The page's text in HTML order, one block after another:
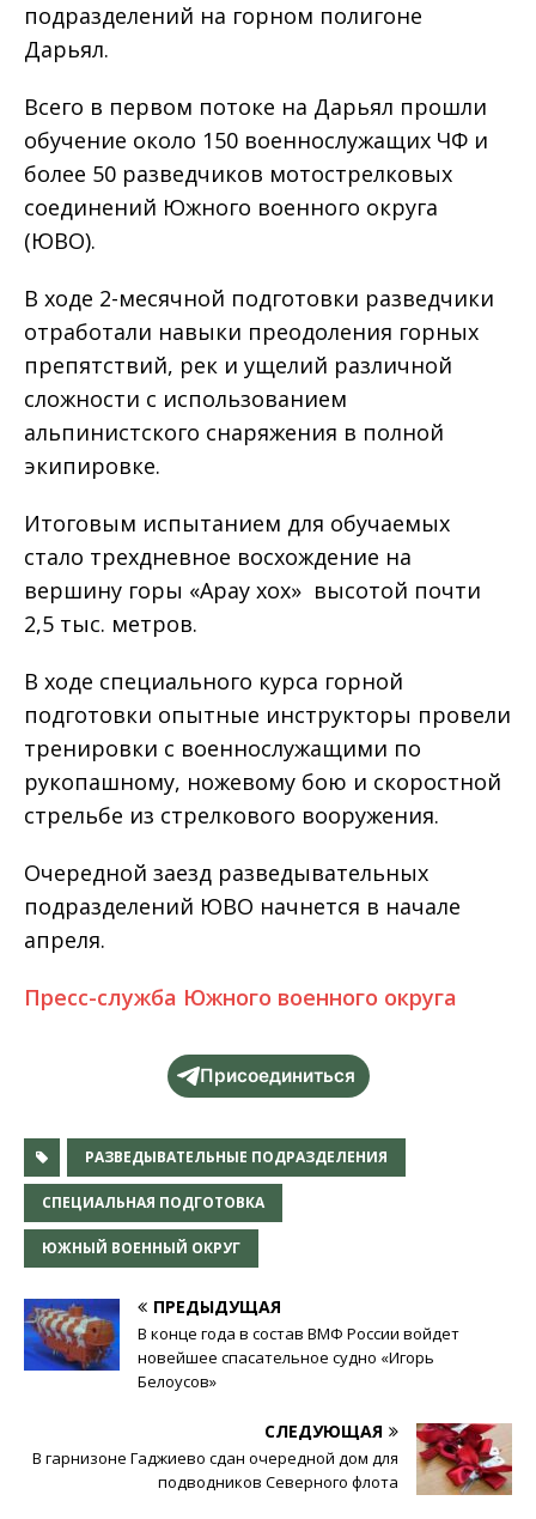
подразделений на горном полигоне
Дарьял.
Всего в первом потоке на Дарьял прошли
обучение около 150 военнослужащих ЧФ и
более 50 разведчиков мотострелковых
соединений Южного военного округа
(ЮВО).
В ходе 2-месячной подготовки разведчики
отработали навыки преодоления горных
препятствий, рек и ущелий различной
сложности с использованием
альпинистского снаряжения в полной
экипировке.
Итоговым испытанием для обучаемых
стало трехдневное восхождение на
вершину горы «Арау хох» высотой почти
2,5 тыс. метров.
В ходе специального курса горной
подготовки опытные инструкторы провели
тренировки с военнослужащими по
рукопашному, ножевому бою и скоростной
стрельбе из стрелкового вооружения.
Очередной заезд разведывательных
подразделений ЮВО начнется в начале
апреля.
Пресс-служба Южного военного округа
Присоединиться
РАЗВЕДЫВАТЕЛЬНЫЕ ПОДРАЗДЕЛЕНИЯ
СПЕЦИАЛЬНАЯ ПОДГОТОВКА
ЮЖНЫЙ ВОЕННЫЙ ОКРУГ
ПРЕДЫДУЩАЯ
В конце года в состав ВМФ России войдет
новейшее спасательное судно «Игорь
Белоусов»
СЛЕДУЮЩАЯ
В гарнизоне Гаджиево сдан очередной дом для
подводников Северного флота